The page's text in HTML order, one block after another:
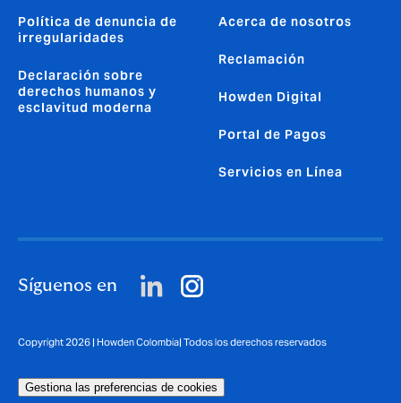
Política de denuncia de
irregularidades
Declaración sobre
derechos humanos y
esclavitud moderna
Acerca de nosotros
Reclamación
Howden Digital
Portal de Pagos
Servicios en Línea
Síguenos en
Copyright 2026 | Howden Colombia| Todos los derechos reservados
Gestiona las preferencias de cookies